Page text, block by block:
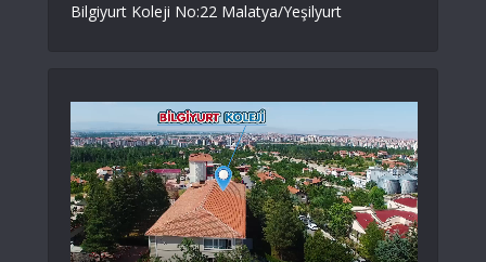
Bilgiyurt Koleji No:22 Malatya/Yeşilyurt